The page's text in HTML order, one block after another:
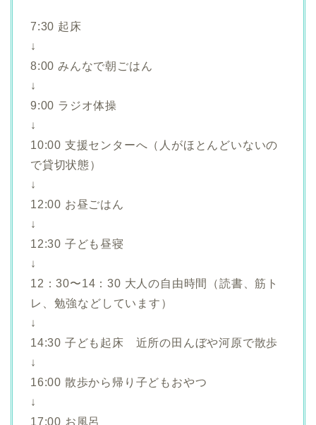
7:30 起床
↓
8:00 みんなで朝ごはん
↓
9:00 ラジオ体操
↓
10:00 支援センターへ（人がほとんどいないの
で貸切状態）
↓
12:00 お昼ごはん
↓
12:30 子ども昼寝
↓
12：30〜14：30 大人の自由時間（読書、筋ト
レ、勉強などしています）
↓
14:30 子ども起床 近所の田んぼや河原で散歩
↓
16:00 散歩から帰り子どもおやつ
↓
17:00 お風呂